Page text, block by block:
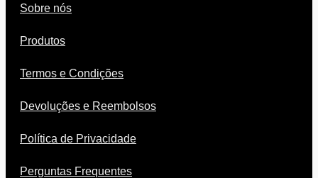
Sobre nós
Produtos
Termos e Condições
Devoluções e Reembolsos
Política de Privacidade
Perguntas Frequentes